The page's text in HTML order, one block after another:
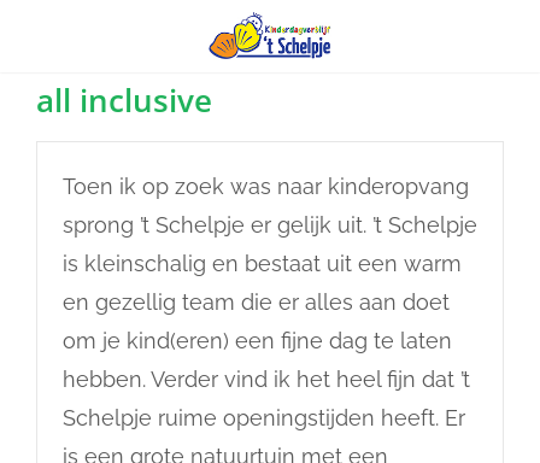
all inclusive
Toen ik op zoek was naar kinderopvang
sprong ’t Schelpje er gelijk uit. ’t Schelpje
is kleinschalig en bestaat uit een warm
en gezellig team die er alles aan doet
om je kind(eren) een fijne dag te laten
hebben. Verder vind ik het heel fijn dat ’t
Schelpje ruime openingstijden heeft. Er
is een grote natuurtuin met een